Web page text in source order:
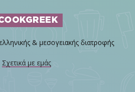
& μεσογειακής διατροφής
Σχετικά με εμάς